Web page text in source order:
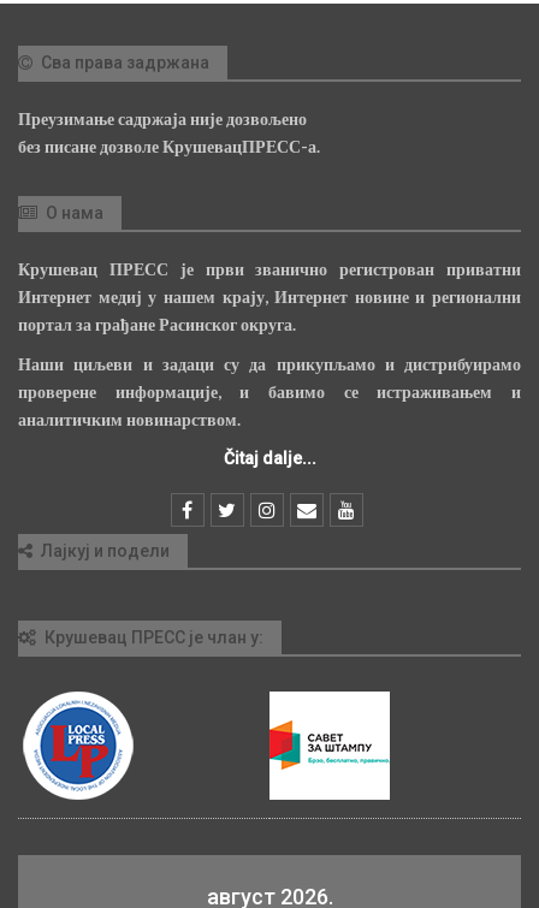
Сва права задржана
Преузимање садржаја није дозвољено
без писане дозволе КрушевацПРЕСС-а.
О нама
Крушевац ПРЕСС је први званично регистрован приватни
Интернет медиј у нашем крају, Интернет новине и регионални
портал за грађане Расинског округа.
Наши циљеви и задаци су да прикупљамо и дистрибуирамо
проверене информације, и бавимо се истраживањем и
аналитичким новинарством.
Čitaj dalje...
Лајкуј и подели
Крушевац ПРЕСС је члан у:
август 2026.